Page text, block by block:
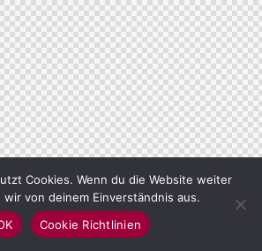
Cookies. Wenn du die Website weiter
von deinem Einverständnis aus.
Cookie Richtlinien